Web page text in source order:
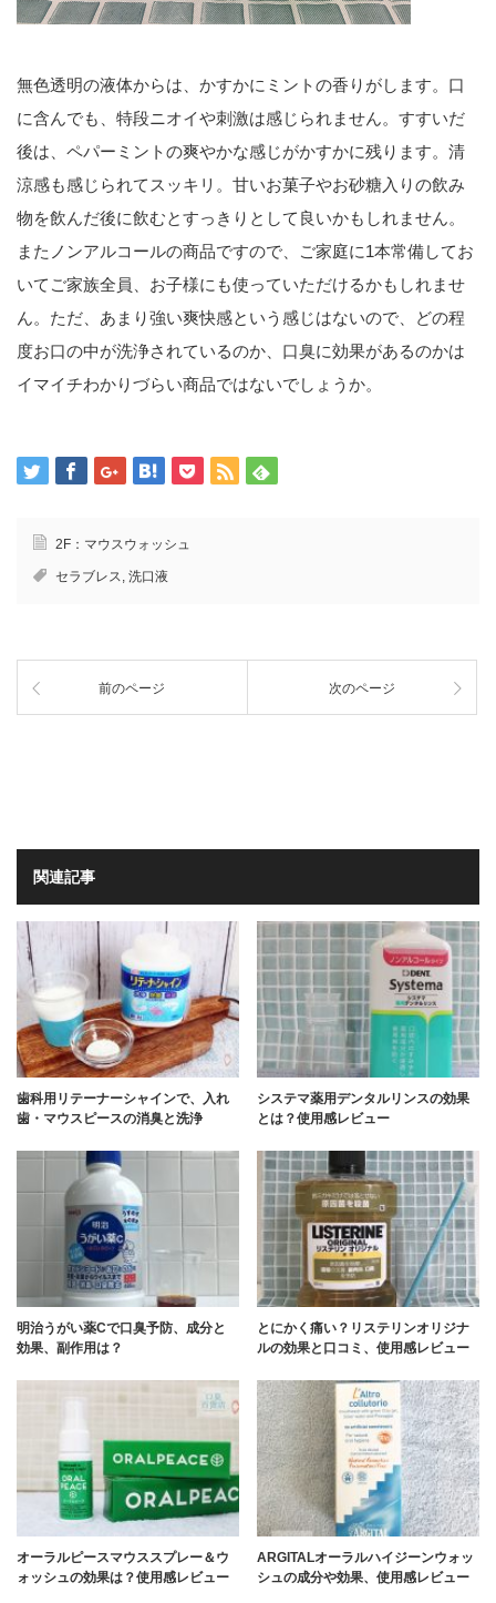
無色透明の液体からは、かすかにミントの香りがします。口
に含んでも、特段ニオイや刺激は感じられません。すすいだ
後は、ペパーミントの爽やかな感じがかすかに残ります。清
涼感も感じられてスッキリ。甘いお菓子やお砂糖入りの飲み
物を飲んだ後に飲むとすっきりとして良いかもしれません。
またノンアルコールの商品ですので、ご家庭に1本常備してお
いてご家族全員、お子様にも使っていただけるかもしれませ
ん。ただ、あまり強い爽快感という感じはないので、どの程
度お口の中が洗浄されているのか、口臭に効果があるのかは
イマイチわかりづらい商品ではないでしょうか。
2F：マウスウォッシュ
セラブレス, 洗口液
前のページ 次のページ
関連記事
歯科用リテーナーシャインで、入れ
歯・マウスピースの消臭と洗浄
システマ薬用デンタルリンスの効果
とは？使用感レビュー
明治うがい薬Cで口臭予防、成分と
効果、副作用は？
とにかく痛い？リステリンオリジナ
ルの効果と口コミ、使用感レビュー
オーラルピースマウススプレー＆ウ
ォッシュの効果は？使用感レビュー
ARGITALオーラルハイジーンウォッ
シュの成分や効果、使用感レビュー